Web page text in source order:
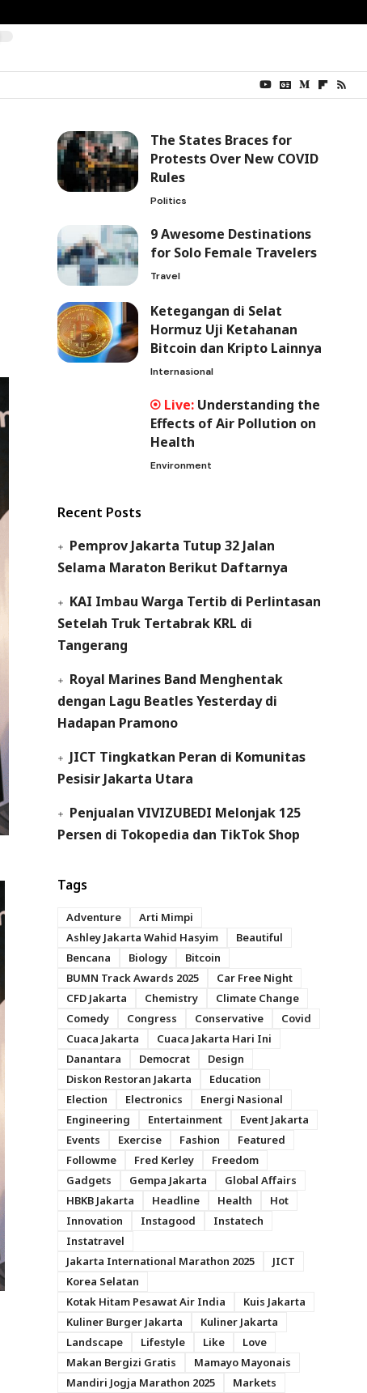
The States Braces for
Protests Over New COVID
Rules
Politics
9 Awesome Destinations
for Solo Female Travelers
Travel
Ketegangan di Selat
Hormuz Uji Ketahanan
Bitcoin dan Kripto Lainnya
Internasional
Understanding the
Effects of Air Pollution on
Health
Environment
Recent Posts
Pemprov Jakarta Tutup 32 Jalan
Selama Maraton Berikut Daftarnya
KAI Imbau Warga Tertib di Perlintasan
Setelah Truk Tertabrak KRL di
Tangerang
Royal Marines Band Menghentak
dengan Lagu Beatles Yesterday di
Hadapan Pramono
JICT Tingkatkan Peran di Komunitas
Pesisir Jakarta Utara
Penjualan VIVIZUBEDI Melonjak 125
Persen di Tokopedia dan TikTok Shop
Tags
Adventure
Arti Mimpi
Ashley Jakarta Wahid Hasyim
Beautiful
Bencana
Biology
Bitcoin
BUMN Track Awards 2025
Car Free Night
CFD Jakarta
Chemistry
Climate Change
Comedy
Congress Conservative
Covid
Cuaca Jakarta
Cuaca Jakarta Hari Ini
Danantara
Democrat
Design
Diskon Restoran Jakarta
Education
Election
Electronics
Energi Nasional
Engineering
Entertainment
Event Jakarta
Events
Exercise Fashion
Featured
Followme
Fred Kerley
Freedom
Gadgets
Gempa Jakarta
Global Affairs
HBKB Jakarta
Headline Health
Hot
Innovation
Instagood
Instatech
Instatravel
Jakarta International Marathon 2025
JICT
Korea Selatan
Kotak Hitam Pesawat Air India
Kuis Jakarta
Kuliner Burger Jakarta
Kuliner Jakarta
Landscape
Lifestyle Like
Love
Makan Bergizi Gratis
Mamayo Mayonais
Mandiri Jogja Marathon 2025
Markets